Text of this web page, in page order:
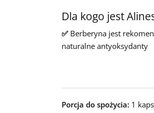
Dla kogo jest
✅ Berberyna jest
naturalne antyoksydanty
Porcja do spożycia: 1